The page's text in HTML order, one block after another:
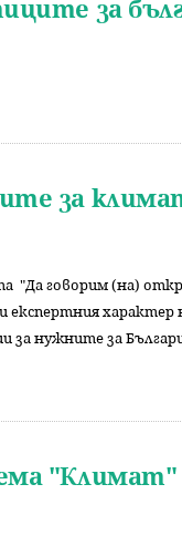
за
за
"Да говорим (на)
за нужните за
"Климат"